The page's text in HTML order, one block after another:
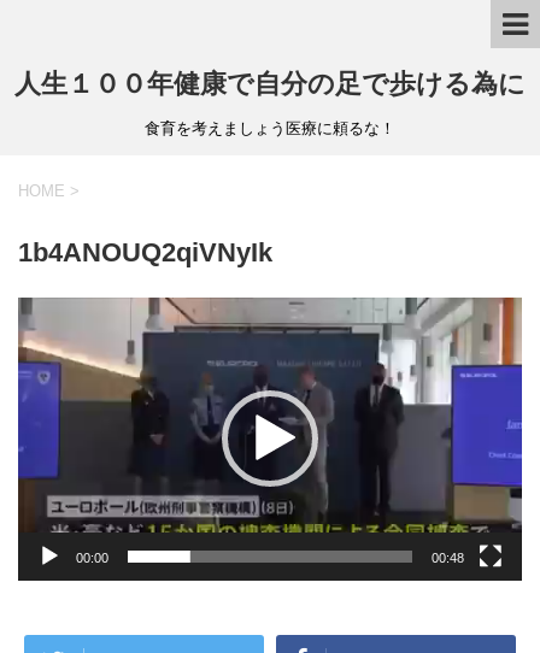
人生１００年健康で自分の足で歩ける為に
食育を考えましょう医療に頼るな！
HOME >
1b4ANOUQ2qiVNyIk
画
プ
レ
00:00 00:48